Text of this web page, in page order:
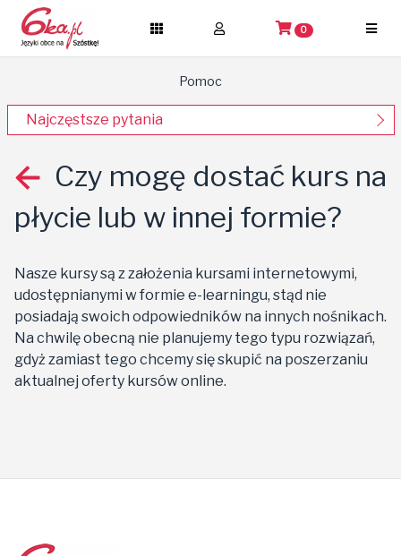
0
Pomoc
Najczęstsze pytania
Czy mogę dostać kurs na
płycie lub w innej formie?
Nasze kursy są z założenia kursami internetowymi,
udostępnianymi w formie e-learningu, stąd nie
posiadają swoich odpowiedników na innych nośnikach.
Na chwilę obecną nie planujemy tego typu rozwiązań,
gdyż zamiast tego chcemy się skupić na poszerzaniu
aktualnej oferty kursów online.